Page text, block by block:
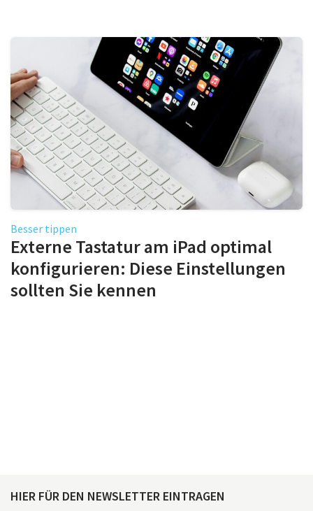
Besser tippen
Externe Tastatur am iPad optimal
konfigurieren: Diese Einstellungen
sollten Sie kennen
HIER FÜR DEN NEWSLETTER EINTRAGEN